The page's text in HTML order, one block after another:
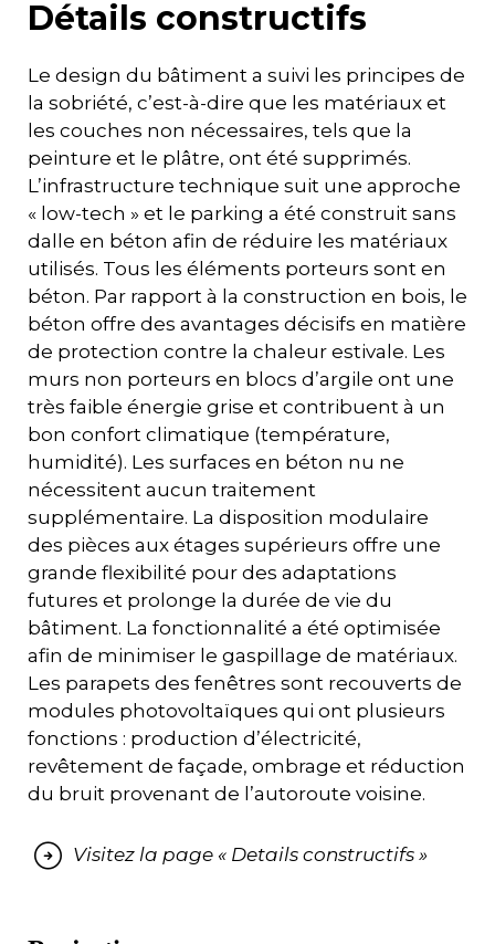
Détails constructifs
Le design du bâtiment a suivi les principes de
la sobriété, c’est-à-dire que les matériaux et
les couches non nécessaires, tels que la
peinture et le plâtre, ont été supprimés.
L’infrastructure technique suit une approche
« low-tech » et le parking a été construit sans
dalle en béton afin de réduire les matériaux
utilisés. Tous les éléments porteurs sont en
béton. Par rapport à la construction en bois, le
béton offre des avantages décisifs en matière
de protection contre la chaleur estivale. Les
murs non porteurs en blocs d’argile ont une
très faible énergie grise et contribuent à un
bon confort climatique (température,
humidité). Les surfaces en béton nu ne
nécessitent aucun traitement
supplémentaire. La disposition modulaire
des pièces aux étages supérieurs offre une
grande flexibilité pour des adaptations
futures et prolonge la durée de vie du
bâtiment. La fonctionnalité a été optimisée
afin de minimiser le gaspillage de matériaux.
Les parapets des fenêtres sont recouverts de
modules photovoltaïques qui ont plusieurs
fonctions : production d’électricité,
revêtement de façade, ombrage et réduction
du bruit provenant de l’autoroute voisine.
Visitez la page « Details constructifs »